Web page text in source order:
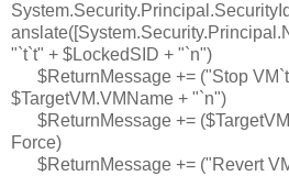
"`t`t" + $LockedSID + "`n")
$ReturnMessage += ("Stop
$TargetVM.VMName + "`n")
$ReturnMessage +=
Force)
$ReturnMessage += ("Revert